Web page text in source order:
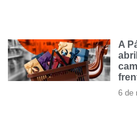
A
6 de